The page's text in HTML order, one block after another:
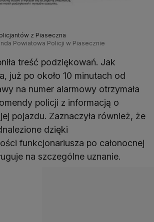
z Piaseczna
Powiatowa Policji w Piasecznie
treść podziękowań. Jak
już po około 10 minutach od
na numer alarmowy otrzymała
policji z informacją o
pojazdu. Zaznaczyła również, że
dzięki
funkcjonariusza po całonocnej
na szczególne uznanie.